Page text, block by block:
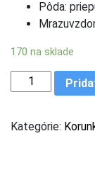
Pôda:
170 na sklade
množstvo
Kategórie: